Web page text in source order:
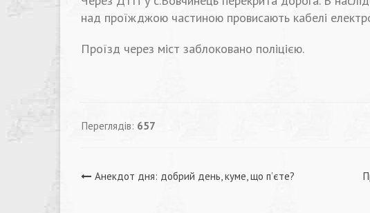
над проїжджою частиною провисають кабелі
Проїзд через міст заблоковано поліцією.
Переглядів: 657
Навігація
Анекдот дня: добрий день, куме, що п’єте?